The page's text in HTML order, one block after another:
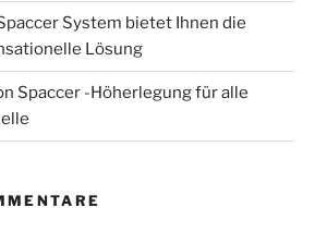
System bietet Ihnen die
Lösung
Spaccer -Höherlegung für alle